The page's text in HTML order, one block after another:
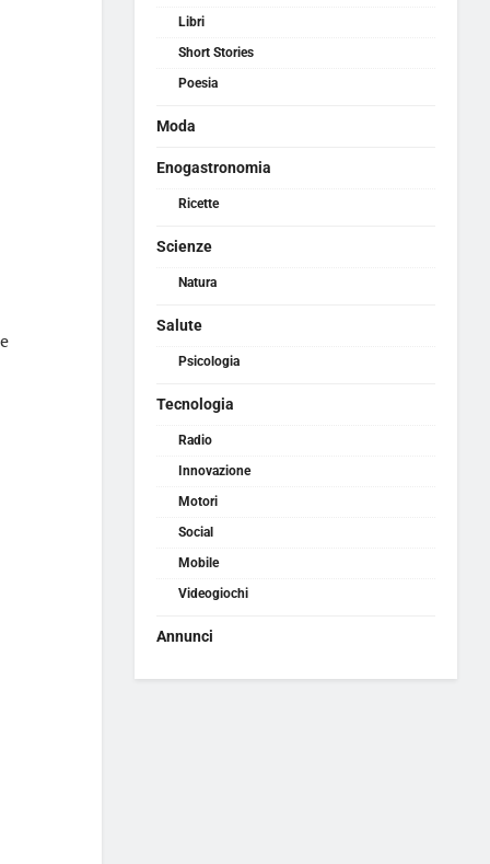
Libri
Short Stories
Poesia
Moda
Enogastronomia
Ricette
Scienze
Natura
Salute
Psicologia
Tecnologia
Radio
Innovazione
Motori
Social
Mobile
Videogiochi
Annunci